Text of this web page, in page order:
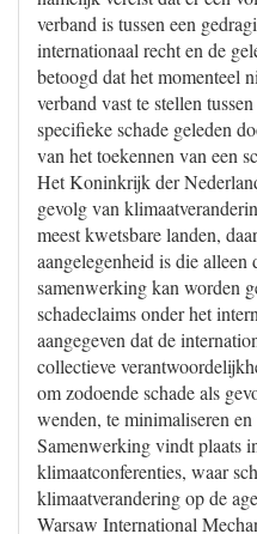
verband is tussen een
internationaal recht en de
betoogd dat het momenteel
verband vast te stellen
specifieke schade geleden
van het toekennen van een
Het Koninkrijk der
gevolg van
meest kwetsbare landen,
aangelegenheid is die
samenwerking kan worden
schadeclaims onder het
aangegeven dat de
collectieve
om zodoende schade als
wenden, te minimaliseren en
Samenwerking vindt plaats
klimaatconferenties, waar
klimaatverandering op de
Warsaw International